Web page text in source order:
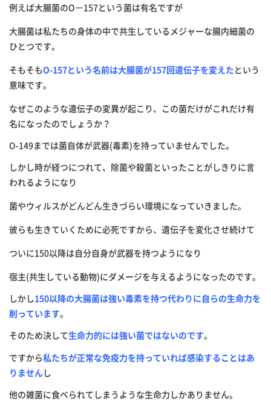
例えば大腸菌のO－157という菌は有名ですが
大腸菌は私たちの身体の中で共生しているメジャーな腸内細菌の
ひとつです。
そもそもO-157という名前は大腸菌が157回遺伝子を変えたという
意味です。
なぜこのような遺伝子の変異が起こり、この菌だけがこれだけ有
名になったのでしょうか？
O-149までは菌自体が武器(毒素)を持っていませんでした。
しかし時が経つにつれて、除菌や殺菌といったことがしきりに言
われるようになり
菌やウィルスがどんどん生きづらい環境になっていきました。
彼らも生きていくために必死ですから、遺伝子を変化させ続けて
ついに150以降は自分自身が武器を持つようになり
宿主(共生している動物)にダメージを与えるようになったのです。
しかし150以降の大腸菌は強い毒素を持つ代わりに自らの生命力を
削っています。
そのため決して生命力的には強い菌ではないのです。
ですから私たちが正常な免疫力を持っていれば感染することはあ
りませんし
他の雑菌に食べられてしまうような生命力しかありません。